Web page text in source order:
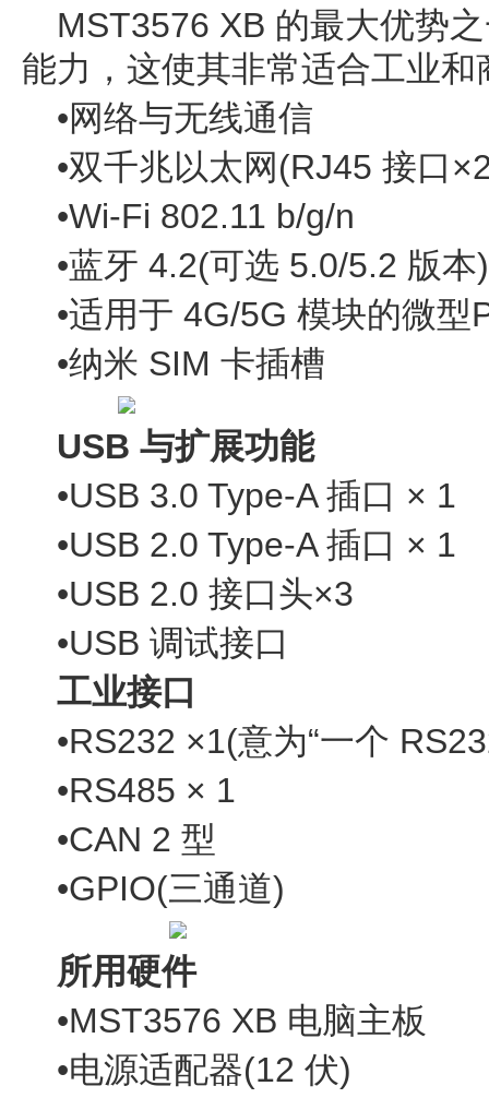
MST3576 XB 的最大优势
能力，这使其非常适合工业
•网络与无线通信
•双千兆以太网(RJ45 接口
•Wi-Fi 802.11 b/g/n
•蓝牙 4.2(可选 5.0/5.2 版本)
•适用于 4G/5G 模块的微型
•纳米 SIM 卡插槽
USB 与扩展功能
•USB 3.0 Type-A 插口 × 1
•USB 2.0 Type-A 插口 × 1
•USB 2.0 接口头×3
•USB 调试接口
工业接口
•RS232 ×1(意为“一个
•RS485 × 1
•CAN 2 型
•GPIO(三通道)
所用硬件
•MST3576 XB 电脑主板
•电源适配器(12 伏)